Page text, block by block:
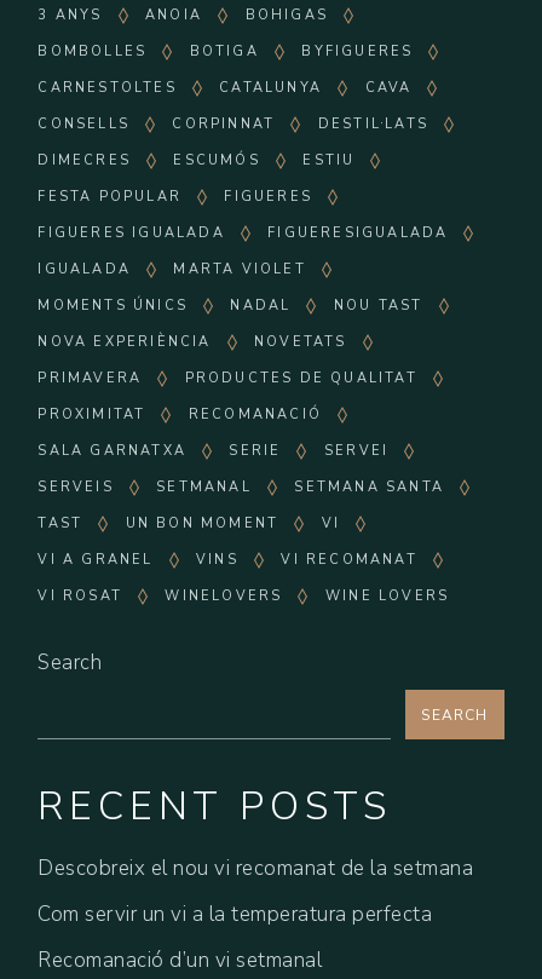
3 ANYS ANOIA
BOHIGAS
BOMBOLLES
BOTIGA
BYFIGUERES
CARNESTOLTES
CATALUNYA
CAVA
CONSELLS
CORPINNAT
DESTIL·LATS
DIMECRES
ESCUMÓS
ESTIU
FESTA POPULAR
FIGUERES
FIGUERES IGUALADA
FIGUERESIGUALADA
IGUALADA
MARTA VIOLET
MOMENTS ÚNICS
NADAL
NOU TAST
NOVA EXPERIÈNCIA
NOVETATS
PRIMAVERA
PRODUCTES DE QUALITAT
PROXIMITAT
RECOMANACIÓ
SALA GARNATXA
SERIE
SERVEI
SERVEIS
SETMANAL
SETMANA SANTA
TAST
UN BON MOMENT
VI
VI A GRANEL
VINS
VI RECOMANAT
VI ROSAT
WINELOVERS WINE LOVERS
Search
SEARCH
RECENT POSTS
Descobreix el nou vi recomanat de la setmana
Com servir un vi a la temperatura perfecta
Recomanació d’un vi setmanal